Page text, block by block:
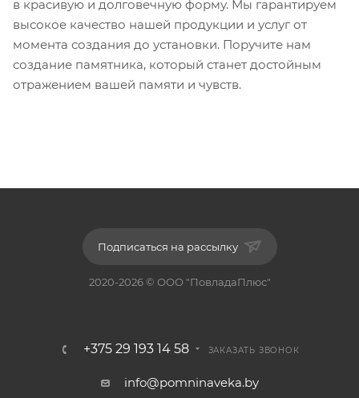
в красивую и долговечную форму. Мы гарантируем
высокое качество нашей продукции и услуг от
момента создания до установки. Поручите нам
создание памятника, который станет достойным
отражением вашей памяти и чувств.
Подписаться на рассылку
2020-2026 © ООО "ПовладаПлюс"
+375 29 193 14 58 ЗАКАЗАТЬ ЗВОНОК
info@pomninaveka.by